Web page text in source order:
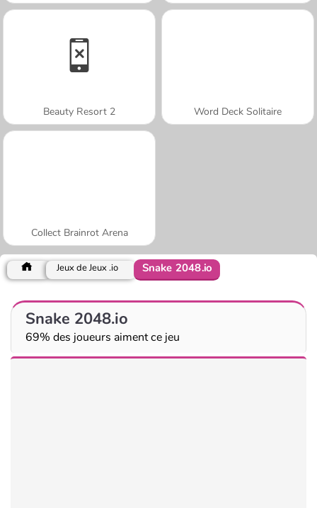
Beauty Resort 2 Word Deck Solitaire
Collect Brainrot Arena
Jeux de Jeux .io Snake 2048.io
Snake 2048.io
69% des joueurs aiment ce jeu